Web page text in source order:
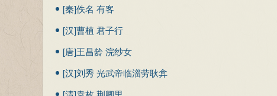
3、姜亮夫等．先秦诗鉴赏辞典．上海：上海辞书出版社
的对照，包含了诗意的递进：“妻子好合，如鼓瑟琴”，
情；兄弟和，则室家安，兄弟和，则妻孥乐。末章承上
弟既翕”，方能“宜尔室家，乐尔妻帑”；兄弟和睦是家族
参考资料：
[秦]佚名 有客
[汉]曹植 君子行
[唐]王昌龄 浣纱女
[汉]刘秀 光武帝临淄劳耿弇